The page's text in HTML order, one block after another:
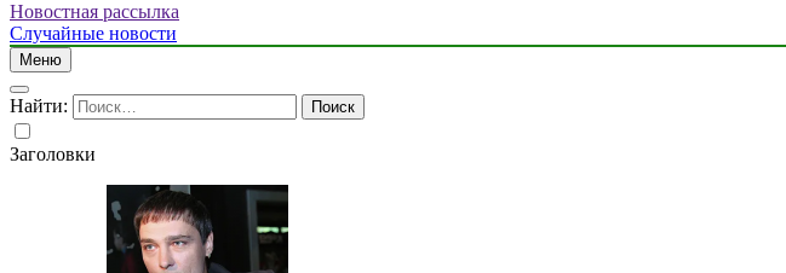
Новостная рассылка
Случайные новости
Меню
Найти:
Заголовки